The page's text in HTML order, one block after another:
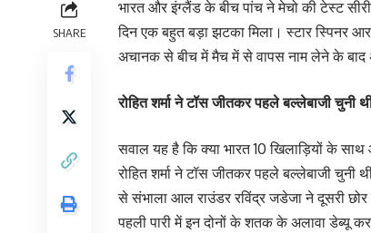
SHARE
भारत और इंग्लैंड के बीच पांच ने मेचो की टेस्ट
दिन एक बहुत बड़ा झटका मिला। स्टार स्पिनर
अचानक से बीच में मैच में से वापस नाम लेने के बाद
रोहित शर्मा ने टॉस जीतकर पहले बल्लेबाजी चुनी
सवाल यह है कि क्या भारत 10 खिलाड़ियों के
रोहित शर्मा ने टॉस जीतकर पहले बल्लेबाजी
से संभाला आल राउंडर रविंद्र जडेजा ने दूसरी छोर
पहली पारी में इन दोनों के शतक के अलावा डेब्यू